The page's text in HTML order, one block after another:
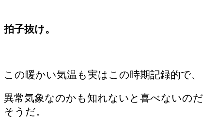
拍子抜け。
この暖かい気温も実はこの時期記録的で、
異常気象なのかも知れないと喜べないのだ
そうだ。